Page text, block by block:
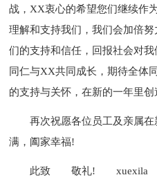
战，XX衷心的希望您们继续作
理解和支持我们，我们会加倍
们的支持和信任，回报社会对
同仁与XX共同成长，期待全体
的支持与关怀，在新的一年里
再次祝愿各位员工及亲属
满，阖家幸福!
此致 敬礼! xuexila